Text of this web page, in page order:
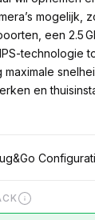
mogelijk,
een 2.5
technologie
en